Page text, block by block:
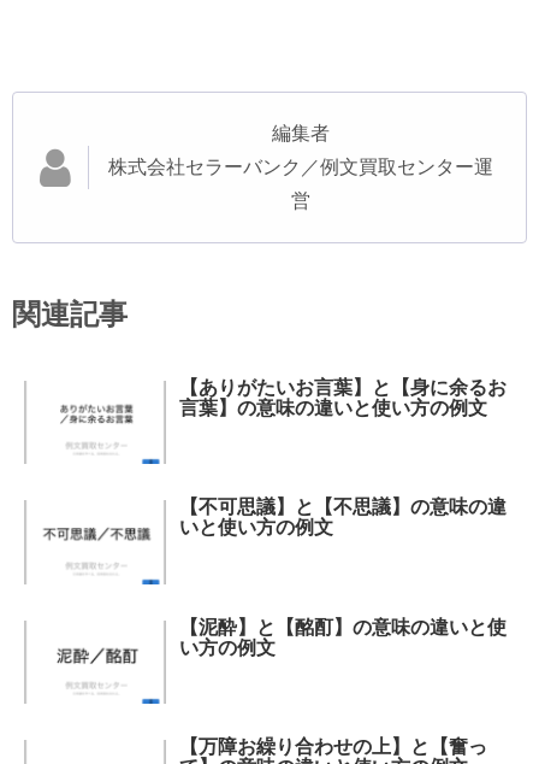
編集者
株式会社セラーバンク／例文買取センター運
営
関連記事
【ありがたいお言葉】と【身に余るお
言葉】の意味の違いと使い方の例文
【不可思議】と【不思議】の意味の違
いと使い方の例文
【泥酔】と【酩酊】の意味の違いと使
い方の例文
【万障お繰り合わせの上】と【奮っ